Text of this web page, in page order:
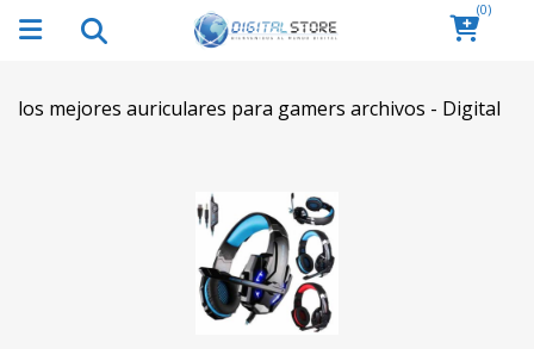
(0)
los mejores auriculares para gamers archivos - Digital